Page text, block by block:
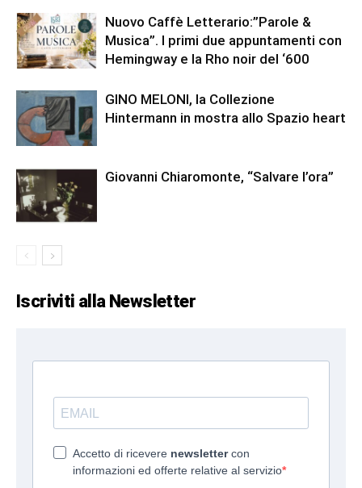
Nuovo Caffè Letterario:”Parole &
Musica”. I primi due appuntamenti con
Hemingway e la Rho noir del ‘600
GINO MELONI, la Collezione
Hintermann in mostra allo Spazio heart
Giovanni Chiaromonte, “Salvare l’ora”
Iscriviti alla Newsletter